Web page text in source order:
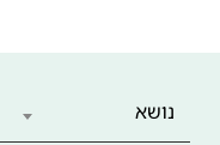
נושא